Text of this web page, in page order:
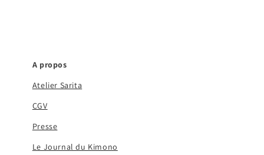
A propos
Atelier Sarita
CGV
Presse
Le Journal du Kimono